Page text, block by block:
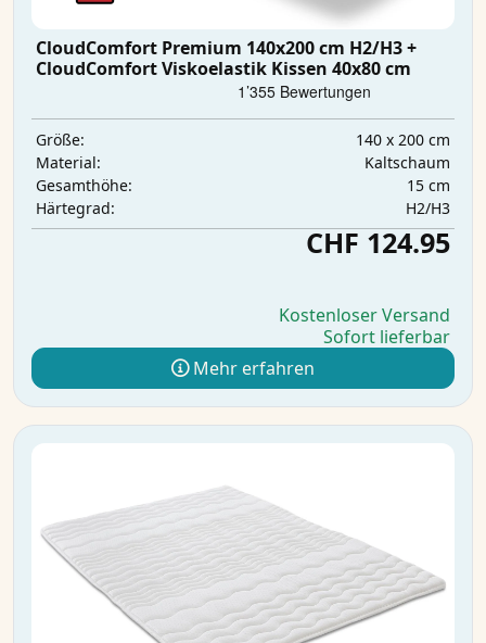
CloudComfort Premium 140x200 cm H2/H3 +
CloudComfort Viskoelastik Kissen 40x80 cm
Größe:
140 x 200 cm
Material:
Kaltschaum
Gesamthöhe:
15 cm
Härtegrad:
H2/H3
CHF 124.95
Kostenloser Versand
Sofort lieferbar
Mehr erfahren